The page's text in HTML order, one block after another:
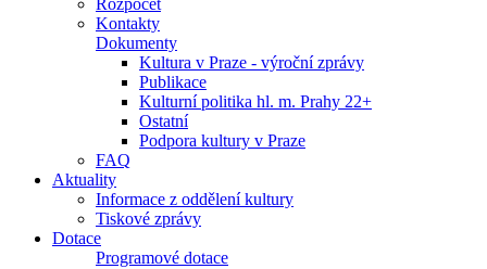
Rozpočet
Kontakty
Dokumenty
Kultura v Praze - výroční zprávy
Publikace
Kulturní politika hl. m. Prahy 22+
Ostatní
Podpora kultury v Praze
FAQ
Aktuality
Informace z oddělení kultury
Tiskové zprávy
Dotace
Programové dotace